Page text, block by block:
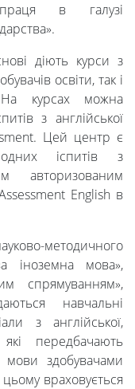
в галузі
діють курси з
освіти, так і
На курсах можна
з англійської
Цей центр є
іспитів з
авторизованим
English в
методичного
іноземна мова»,
спрямуванням»,
навчальні
з англійської,
передбачають
мови здобувачами
враховується